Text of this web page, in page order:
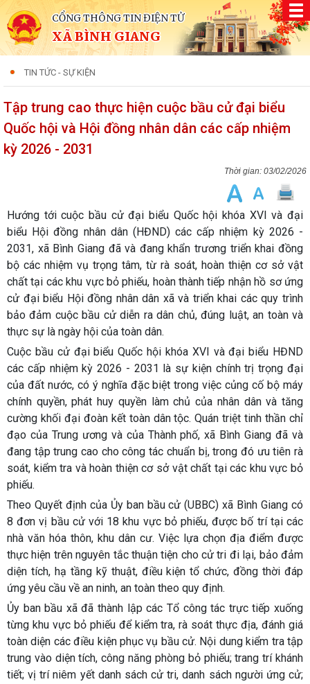
CỔNG THÔNG TIN ĐIỆN TỬ
XÃ BÌNH GIANG
TIN TỨC - SỰ KIỆN
Tập trung cao thực hiện cuộc bầu cử đại biểu
Quốc hội và Hội đồng nhân dân các cấp nhiệm
kỳ 2026 - 2031
03/02/2026
Hướng tới cuộc bầu cử đại biểu Quốc hội khóa XVI và đại
biểu Hội đồng nhân dân (HĐND) các cấp nhiệm kỳ 2026 -
2031, xã Bình Giang đã và đang khẩn trương triển khai đồng
bộ các nhiệm vụ trọng tâm, từ rà soát, hoàn thiện cơ sở vật
chất tại các khu vực bỏ phiếu, hoàn thành tiếp nhận hồ sơ ứng
cử đại biểu Hội đồng nhân dân xã và triển khai các quy trình
bảo đảm cuộc bầu cử diễn ra dân chủ, đúng luật, an toàn và
thực sự là ngày hội của toàn dân.
Cuộc bầu cử đại biểu Quốc hội khóa XVI và đại biểu HĐND
các cấp nhiệm kỳ 2026 - 2031 là sự kiện chính trị trọng đại
của đất nước, có ý nghĩa đặc biệt trong việc củng cố bộ máy
chính quyền, phát huy quyền làm chủ của nhân dân và tăng
cường khối đại đoàn kết toàn dân tộc. Quán triệt tinh thần chỉ
đạo của Trung ương và của Thành phố, xã Bình Giang đã và
đang tập trung cao cho công tác chuẩn bị, trong đó ưu tiên rà
soát, kiểm tra và hoàn thiện cơ sở vật chất tại các khu vực bỏ
phiếu.
Theo Quyết định của Ủy ban bầu cử (UBBC) xã Bình Giang có
8 đơn vị bầu cử với 18 khu vực bỏ phiếu, được bố trí tại các
nhà văn hóa thôn, khu dân cư. Việc lựa chọn địa điểm được
thực hiện trên nguyên tắc thuận tiện cho cử tri đi lại, bảo đảm
diện tích, hạ tầng kỹ thuật, điều kiện tổ chức, đồng thời đáp
ứng yêu cầu về an ninh, an toàn theo quy định.
Ủy ban bầu xã đã thành lập các Tổ công tác trực tiếp xuống
từng khu vực bỏ phiếu để kiểm tra, rà soát thực địa, đánh giá
toàn diện các điều kiện phục vụ bầu cử. Nội dung kiểm tra tập
trung vào diện tích, công năng phòng bỏ phiếu; trang trí khánh
tiết; vị trí niêm yết danh sách cử tri, danh sách người ứng cử;